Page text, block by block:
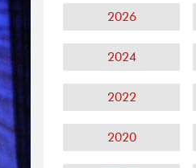
2026
2024
2022
2020